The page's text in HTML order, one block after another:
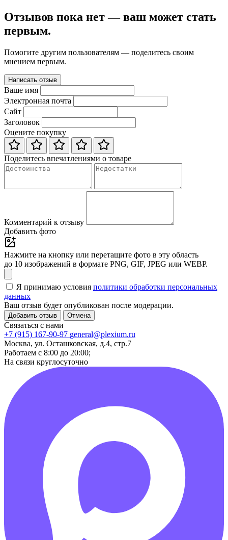
Отзывов пока нет — ваш может стать
первым.
Помогите другим пользователям — поделитесь своим
мнением первым.
Написать отзыв
Ваше имя
Электронная почта
Сайт
Заголовок
Оцените покупку
Поделитесь впечатлениями о товаре
Комментарий к отзыву
Добавить фото
Нажмите на кнопку или перетащите фото в эту область
до 10 изображений в формате PNG, GIF, JPEG или WEBP.
Я принимаю условия политики обработки персональных
данных
Ваш отзыв будет опубликован после модерации.
Добавить отзыв Отмена
Связаться с нами
+7 (915) 167-90-97 general@plexium.ru
Москва, ул. Осташковская, д.4, стр.7
Работаем с 8:00 до 20:00;
На связи круглосуточно